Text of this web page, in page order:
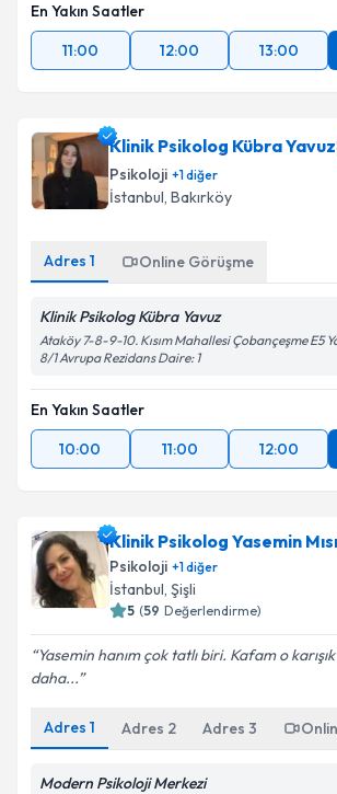
En Yakın Saatler
11:00
12:00 13:00
Klinik Psikolog Kübra Yavuz
Psikoloji +1diğer
İstanbul, Bakırköy
Adres 1 Online Görüşme
Klinik Psikolog Kübra Yavuz
Ataköy 7-8-9-10. Kısım Mahallesi Çobançeşme E5
8/1 Avrupa Rezidans Daire: 1
En Yakın Saatler
10:00
11:00 12:00
Klinik Psikolog Yasemin
Psikoloji +1diğer
İstanbul, Şişli
5 (59 Değerlendirme)
Yasemin hanım çok tatlı biri. Kafam o
daha...
Adres 1 Adres 2 Adres 3
Modern Psikoloji Merkezi